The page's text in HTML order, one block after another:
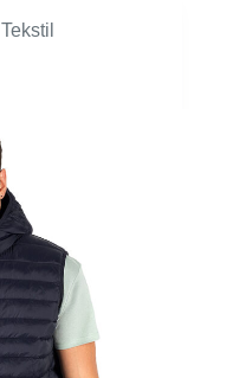
Tekstil